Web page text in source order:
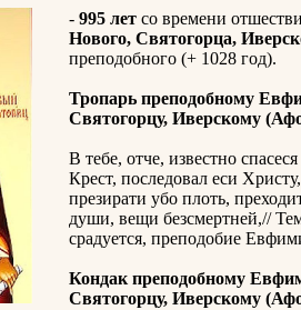
- 995 лет со времени
Нового, Святогорца,
преподобного (+ 1028 год).
Тропарь преподобному
Святогорцу, Иверскому
В тебе, отче, известно
Крест, последовал еси
презирати убо плоть,
души, вещи безсмертней,//
срадуется, преподобие
Кондак преподобному
Святогорцу, Иверскому